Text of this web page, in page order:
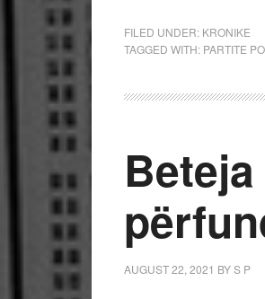
FILED UNDER: KRONIKE
TAGGED WITH: PARTITE
AUGUST 22, 2021 BYS P